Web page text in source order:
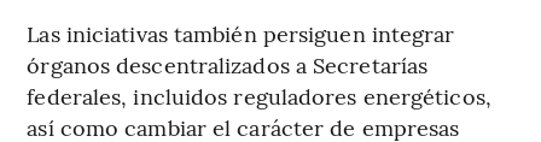
Las iniciativas también persiguen integrar
órganos descentralizados a Secretarías
federales, incluidos reguladores energéticos,
así como cambiar el carácter de empresas